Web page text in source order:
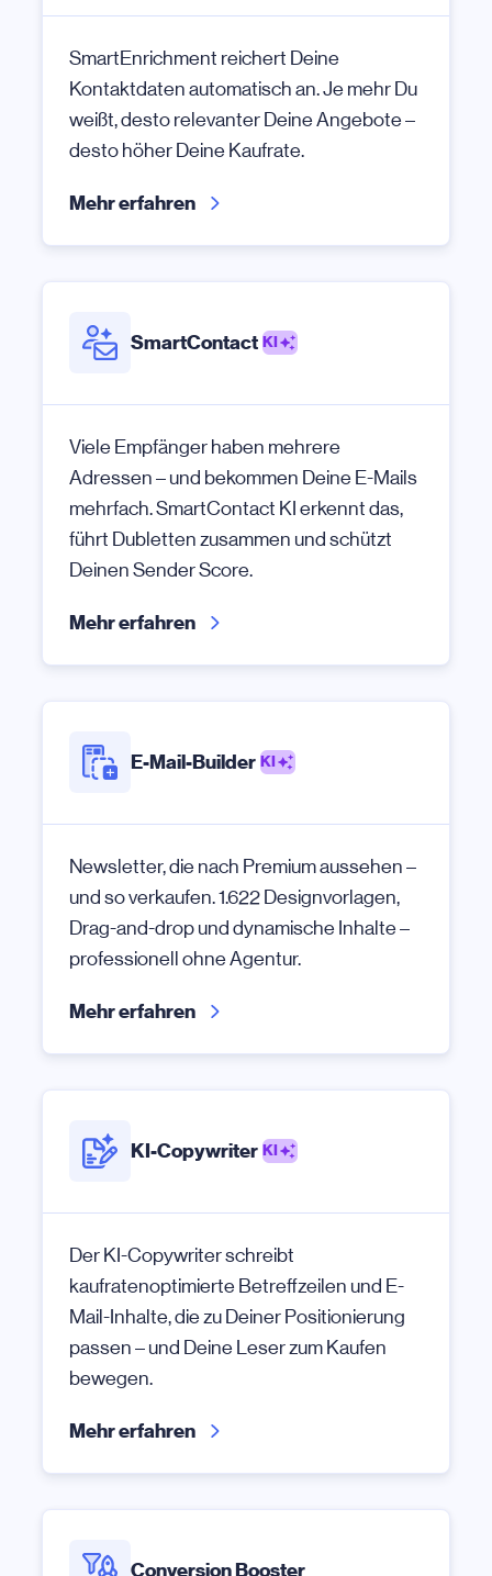
SmartEnrichment reichert Deine
Kontaktdaten automatisch an. Je mehr Du
weißt, desto relevanter Deine Angebote –
desto höher Deine Kaufrate.
Mehr erfahren
SmartContact KI
Viele Empfänger haben mehrere
Adressen – und bekommen Deine E-Mails
mehrfach. SmartContact KI erkennt das,
führt Dubletten zusammen und schützt
Deinen Sender Score.
Mehr erfahren
E-Mail-Builder KI
Newsletter, die nach Premium aussehen –
und so verkaufen. 1.622 Designvorlagen,
Drag-and-drop und dynamische Inhalte –
professionell ohne Agentur.
Mehr erfahren
KI-Copywriter KI
Der KI-Copywriter schreibt
kaufratenoptimierte Betreffzeilen und E-
Mail-Inhalte, die zu Deiner Positionierung
passen – und Deine Leser zum Kaufen
bewegen.
Mehr erfahren
Conversion Booster